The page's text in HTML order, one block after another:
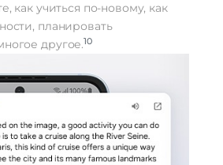
как учиться по-новому, как
планировать
другое.10